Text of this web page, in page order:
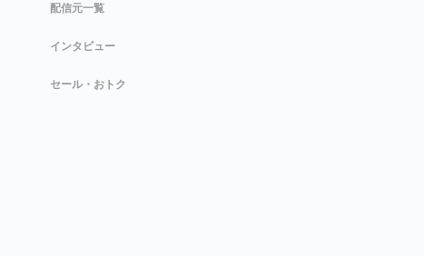
配信元一覧
インタビュー
セール・おトク